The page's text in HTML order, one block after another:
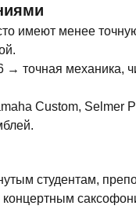
имеют менее
→ точная механика,
Custom, Selmer
студентам,